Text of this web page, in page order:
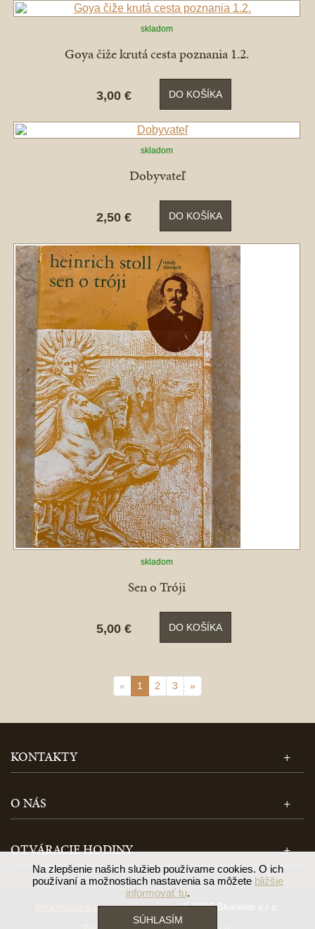
skladom
Goya čiže krutá cesta poznania 1.2.
3,00 € DO KOŠÍKA
skladom
Dobyvateľ
2,50 € DO KOŠÍKA
skladom
Sen o Tróji
5,00 € DO KOŠÍKA
« 1 2 3 »
KONTAKTY
O NÁS
OTVÁRACIE HODINY
Informácie o používaní cookies| © 2026 Blueweb s.r.o.
Na zlepšenie našich služieb používame cookies. O ich
používaní a možnostiach nastavenia sa môžete bližšie
informovať tu.
SÚHLASÍM